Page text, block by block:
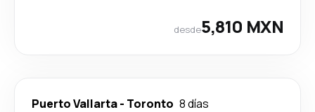
desde5,810 MXN
Puerto Vallarta- Toronto 8 días